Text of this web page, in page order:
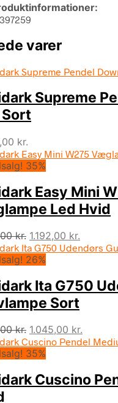
varer
Supreme
kr.
35%
Easy Mini
Led Hvid
kr. Den
oprindelige
pris
1.835,00 kr..
1.192,00 kr.
aktuelle
26%
Ita G750
Sort
kr. Den
oprindelige
pris
1.420,00 kr..
1.045,00 kr.
aktuelle
35%
Cuscino